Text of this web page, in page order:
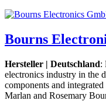
Bourns
Hersteller | Deutschland:
electronics industry in the
components and
Marlan and Rosemary